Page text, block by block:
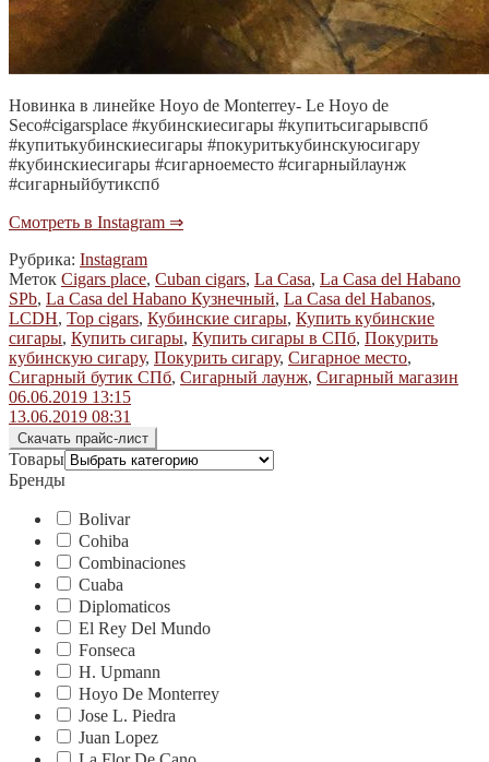
Новинка в линейке Hoyo de Monterrey- Le Hoyo de
Seco#cigarsplace #кубинскиесигары #купитьсигарывспб
#купитькубинскиесигары #покуритькубинскуюсигару
#кубинскиесигары #сигарноеместо #сигарныйлаунж
#сигарныйбутикспб
Смотреть в Instagram ⇒
Рубрика: Instagram
Меток Cigars place, Cuban cigars, La Casa, La Casa del Habano
SPb, La Casa del Habano Кузнечный, La Casa del Habanos,
LCDH, Top cigars, Кубинские сигары, Купить кубинские
сигары, Купить сигары, Купить сигары в СПб, Покурить
кубинскую сигару, Покурить сигару, Сигарное место,
Сигарный бутик СПб, Сигарный лаунж, Сигарный магазин
Навигация
по
записям
Предыдущая
запись:
06.06.2019 13:15
Следующая
запись:
13.06.2019 08:31
Скачать прайс-лист
Товары
Бренды
Bolivar
Cohiba
Combinaciones
Cuaba
Diplomaticos
El Rey Del Mundo
Fonseca
H. Upmann
Hoyo De Monterrey
Jose L. Piedra
Juan Lopez